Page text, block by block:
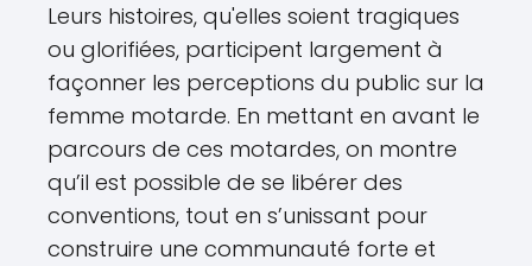
Leurs histoires, qu'elles soient tragiques
ou glorifiées, participent largement à
façonner les perceptions du public sur la
femme motarde. En mettant en avant le
parcours de ces motardes, on montre
qu’il est possible de se libérer des
conventions, tout en s’unissant pour
construire une communauté forte et